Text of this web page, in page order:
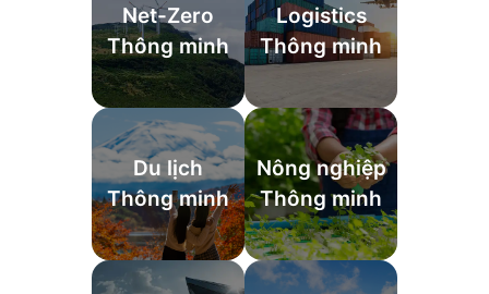
Net-Zero
Thông minh
Logistics
Thông minh
Du lịch
Thông minh
Nông nghiệp
Thông minh